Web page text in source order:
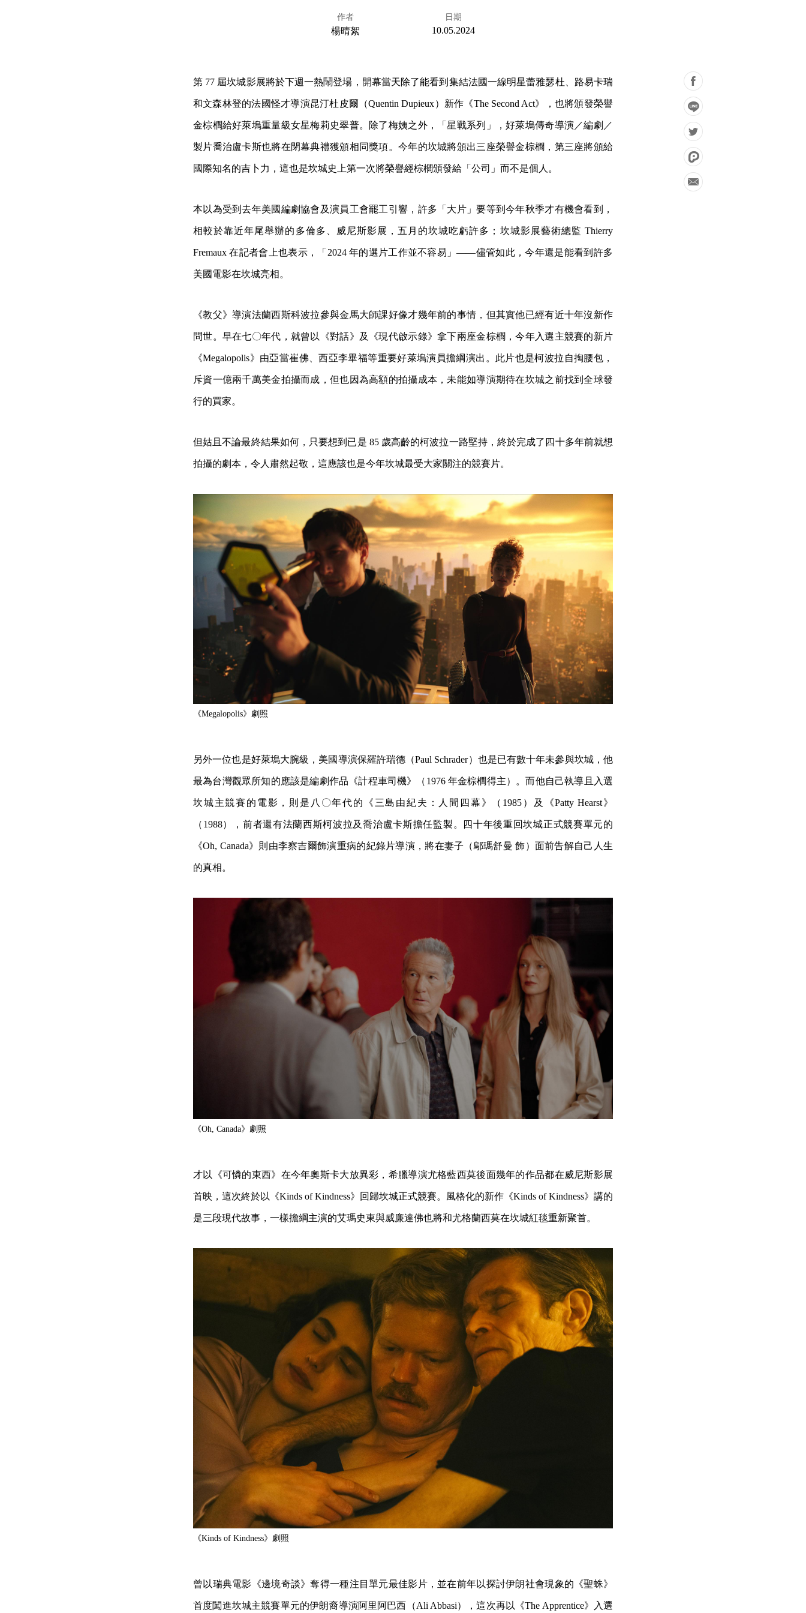
作者
楊晴絮
日期
10.05.2024
第 77 屆坎城影展將於下週一熱鬧登場，開幕當天除了能看到集結法國一線明星蕾雅瑟杜、路易卡瑞
和文森林登的法國怪才導演昆汀杜皮爾（Quentin Dupieux）新作《The Second Act》，也將頒發榮譽
金棕櫚給好萊塢重量級女星梅莉史翠普。除了梅姨之外，「星戰系列」，好萊塢傳奇導演／編劇／
製片喬治盧卡斯也將在閉幕典禮獲頒相同獎項。今年的坎城將頒出三座榮譽金棕櫚，第三座將頒給
國際知名的吉卜力，這也是坎城史上第一次將榮譽經棕櫚頒發給「公司」而不是個人。
本以為受到去年美國編劇協會及演員工會罷工引響，許多「大片」要等到今年秋季才有機會看到，
相較於靠近年尾舉辦的多倫多、威尼斯影展，五月的坎城吃虧許多；坎城影展藝術總監 Thierry
Fremaux 在記者會上也表示，「2024 年的選片工作並不容易」——儘管如此，今年還是能看到許多
美國電影在坎城亮相。
《教父》導演法蘭西斯科波拉參與金馬大師課好像才幾年前的事情，但其實他已經有近十年沒新作
問世。早在七〇年代，就曾以《對話》及《現代啟示錄》拿下兩座金棕櫚，今年入選主競賽的新片
《Megalopolis》由亞當崔佛、西亞李畢福等重要好萊塢演員擔綱演出。此片也是柯波拉自掏腰包，
斥資一億兩千萬美金拍攝而成，但也因為高額的拍攝成本，未能如導演期待在坎城之前找到全球發
行的買家。
但姑且不論最終結果如何，只要想到已是 85 歲高齡的柯波拉一路堅持，終於完成了四十多年前就想
拍攝的劇本，令人肅然起敬，這應該也是今年坎城最受大家關注的競賽片。
《Megalopolis》劇照
另外一位也是好萊塢大腕級，美國導演保羅許瑞德（Paul Schrader）也是已有數十年未參與坎城，他
最為台灣觀眾所知的應該是編劇作品《計程車司機》（1976 年金棕櫚得主）。而他自己執導且入選
坎城主競賽的電影，則是八〇年代的《三島由紀夫：人間四幕》（1985）及《Patty Hearst》
（1988），前者還有法蘭西斯柯波拉及喬治盧卡斯擔任監製。四十年後重回坎城正式競賽單元的
《Oh, Canada》則由李察吉爾飾演重病的紀錄片導演，將在妻子（鄔瑪舒曼 飾）面前告解自己人生
的真相。
《Oh, Canada》劇照
才以《可憐的東西》在今年奧斯卡大放異彩，希臘導演尤格藍西莫後面幾年的作品都在威尼斯影展
首映，這次終於以《Kinds of Kindness》回歸坎城正式競賽。風格化的新作《Kinds of Kindness》講的
是三段現代故事，一樣擔綱主演的艾瑪史東與威廉達佛也將和尤格蘭西莫在坎城紅毯重新聚首。
《Kinds of Kindness》劇照
曾以瑞典電影《邊境奇談》奪得一種注目單元最佳影片，並在前年以探討伊朗社會現象的《聖蛛》
首度闖進坎城主競賽單元的伊朗裔導演阿里阿巴西（Ali Abbasi），這次再以《The Apprentice》入選